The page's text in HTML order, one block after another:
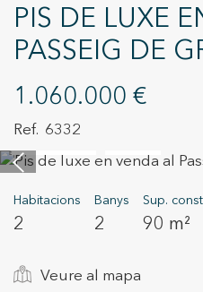
VENDRE
OBRA NOVA
INVERSIONS
GRUP DC
CONTACTE
+34 935 178 067
PIS DE LUXE
PASSEIG DE
1.060.000 €
6332
Habitacions
2
Banys
2
Sup.
90 m²
Veure al mapa